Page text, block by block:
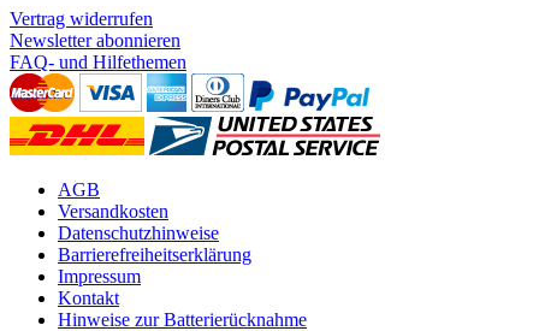
Vertrag widerrufen
Newsletter abonnieren
FAQ- und Hilfethemen
AGB
Versandkosten
Datenschutzhinweise
Barrierefreiheitserklärung
Impressum
Kontakt
Hinweise zur Batterierücknahme